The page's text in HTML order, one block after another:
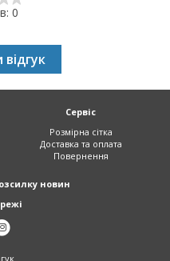
0
Сервіс
Розмірна сітка
Доставка та оплата
Повернення
новин